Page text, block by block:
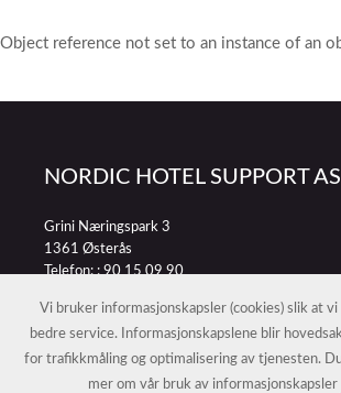
Object reference not set to an instance of an
NORDIC HOTEL SUPPORT AS
Grini Næringspark 3
1361 Østerås
Telefon: :90 15 09 90
© NORDIC HOTEL SUPPORT AS |Nettbutikk
Vi bruker informasjonskapsler (cookies) slik at vi
bedre service. Informasjonskapslene blir
for trafikkmåling og optimalisering av tjenesten.
mer om vår bruk av informasjonskapsler